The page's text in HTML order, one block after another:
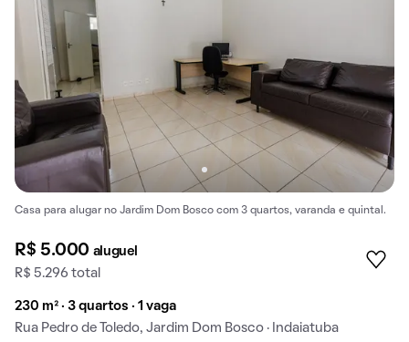
Casa para alugar no Jardim Dom Bosco com 3 quartos, varanda e quintal.
R$ 5.000 aluguel
R$ 5.296 total
230 m² · 3 quartos · 1 vaga
Rua Pedro de Toledo, Jardim Dom Bosco · Indaiatuba